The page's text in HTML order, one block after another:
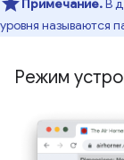
Примечание.В
уровня называются
Режим